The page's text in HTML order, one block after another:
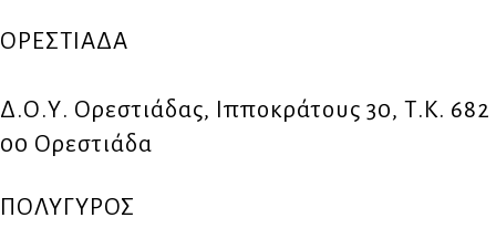
ΟΡΕΣΤΙΑΔΑ
Δ.Ο.Υ. Ορεστιάδας, Ιπποκράτους 30, Τ.Κ. 682
00 Ορεστιάδα
ΠΟΛΥΓΥΡΟΣ